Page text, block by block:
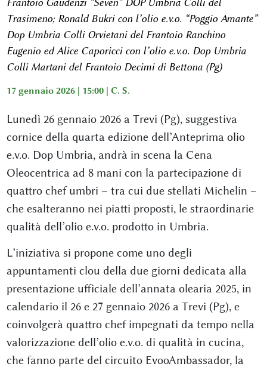
Trasimeno; Ronald Bukri con l’olio e.v.o. “Poggio Amante”
Dop Umbria Colli Orvietani del Frantoio Ranchino
Eugenio ed Alice Caporicci con l’olio e.v.o. Dop Umbria
Colli Martani del Frantoio Decimi di Bettona (Pg)
17 gennaio 2026 | 15:00 | C. S.
Lunedì 26 gennaio 2026 a Trevi (Pg), suggestiva
cornice della quarta edizione dell’Anteprima olio
e.v.o. Dop Umbria, andrà in scena la Cena
Oleocentrica ad 8 mani con la partecipazione di
quattro chef umbri – tra cui due stellati Michelin –
che esalteranno nei piatti proposti, le straordinarie
qualità dell’olio e.v.o. prodotto in Umbria.
L’iniziativa si propone come uno degli
appuntamenti clou della due giorni dedicata alla
presentazione ufficiale dell’annata olearia 2025, in
calendario il 26 e 27 gennaio 2026 a Trevi (Pg), e
coinvolgerà quattro chef impegnati da tempo nella
valorizzazione dell’olio e.v.o. di qualità in cucina,
che fanno parte del circuito EvooAmbassador, la